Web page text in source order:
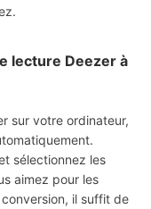
lecture Deezer à
sur votre ordinateur,
sélectionnez les
aimez pour les
il suffit de